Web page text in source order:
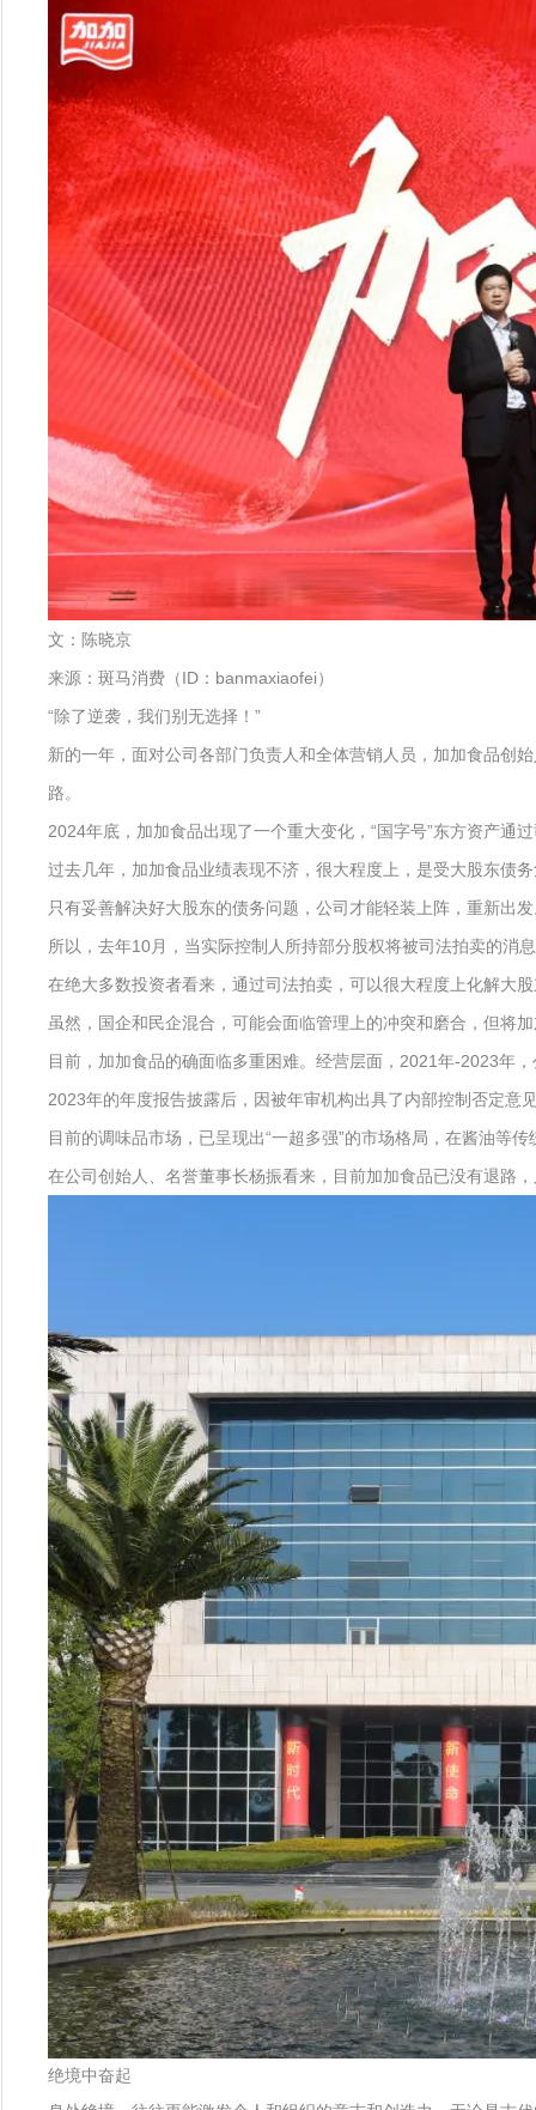
文：陈晓京
来源：斑马消费（ID：banmaxiaofei）
“除了逆袭，我们别无选择！”
新的一年，面对公司各部门负责人和全体营销人员，加加食品创
路。
2024年底，加加食品出现了一个重大变化，“国字号”东方资产通
过去几年，加加食品业绩表现不济，很大程度上，是受大股东债
只有妥善解决好大股东的债务问题，公司才能轻装上阵，重新出
所以，去年10月，当实际控制人所持部分股权将被司法拍卖的消
在绝大多数投资者看来，通过司法拍卖，可以很大程度上化解大
虽然，国企和民企混合，可能会面临管理上的冲突和磨合，但将
目前，加加食品的确面临多重困难。经营层面，2021年-2023年
2023年的年度报告披露后，因被年审机构出具了内部控制否定意
目前的调味品市场，已呈现出“一超多强”的市场格局，在酱油等
在公司创始人、名誉董事长杨振看来，目前加加食品已没有退路
绝境中奋起